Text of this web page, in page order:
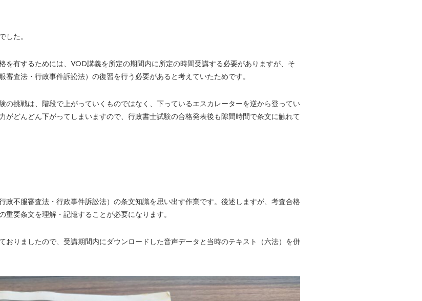
した。
を有するためには、VOD講義を所定の期間内に所定の時間受講する必要がありますが、そ
査法・行政事件訴訟法）の復習を行う必要があると考えていたためです。
の挑戦は、階段で上がっていくものではなく、下っているエスカレーターを逆から登ってい
がどんどん下がってしまいますので、行政書士試験の合格発表後も隙間時間で条文に触れて
政不服審査法・行政事件訴訟法）の条文知識を思い出す作業です。後述しますが、考査合格
要条文を理解・記憶することが必要になります。
おりましたので、受講期間内にダウンロードした音声データと当時のテキスト（六法）を併